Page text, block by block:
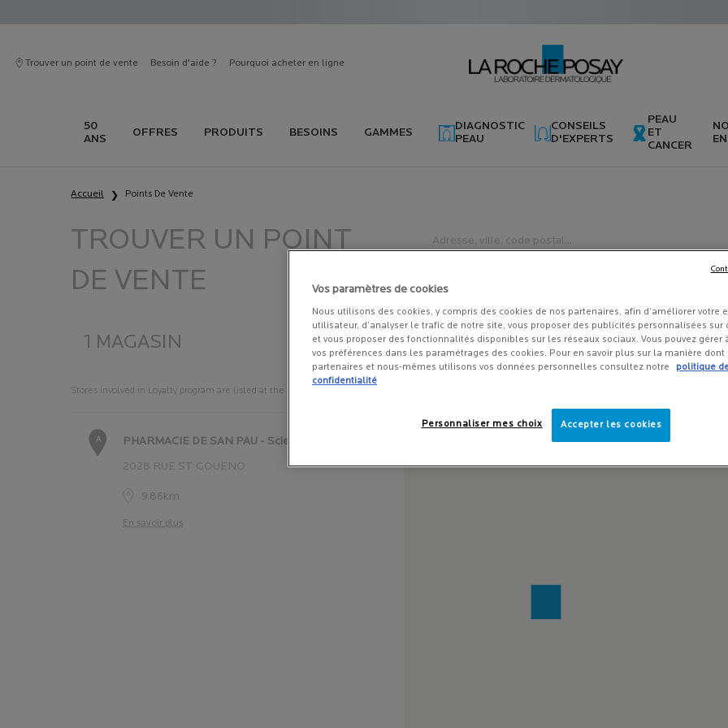
Trouver un point de vente Besoin d'aide ? Pourquoi acheter en ligne
50
ANS
OFFRES PRODUITS BESOINS GAMMES
DIAGNOSTIC
PEAU
CONSEILS
D'EXPERTS
PEAU
ET
CANCER
Accueil
Points De Vente
TROUVER UN POINT
DE VENTE
Adresse, ville, code postal...
1 MAGASIN
Stores involved in Loyalty program are listed at the bottom of this page
A PHARMACIE DE SAN PAU - Science MD
2028 RUE ST GOUENO
9.86km
En savoir plus
Vos paramètres de cookies
Nous utilisons des cookies, y compris des cookies de nos partenaires, afin d’améliorer votre
utilisateur, d’analyser le trafic de notre site, vous proposer des publicités personnalisées sur
et vous proposer des fonctionnalités disponibles sur les réseaux sociaux. Vous pouvez gérer
vos préférences dans les paramétrages des cookies. Pour en savoir plus sur la manière dont
partenaires et nous-mêmes utilisons vos données personnelles consultez notre
politique
confidentialité
Accepter les cookies
Personnaliser mes choix